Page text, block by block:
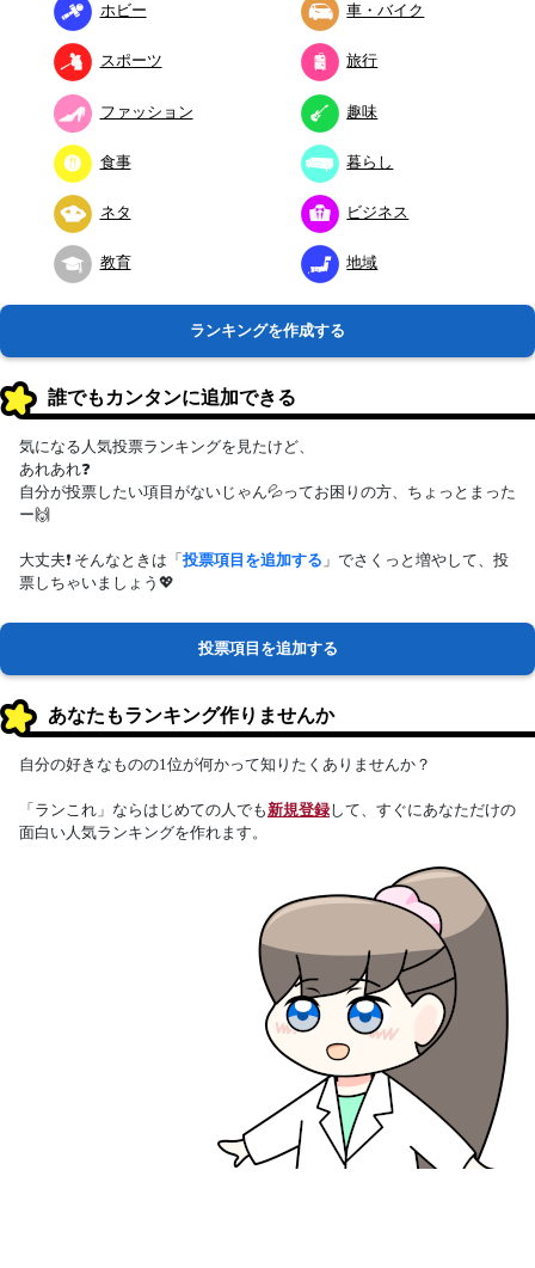
ホビー 車・バイク
スポーツ 旅行
ファッション 趣味
食事 暮らし
ネタ ビジネス
教育 地域
ランキングを作成する
誰でもカンタンに追加できる
気になる人気投票ランキングを見たけど、
あれあれ❓
自分が投票したい項目がないじゃん💦ってお困りの方、ちょっとまった
ー🙌
大丈夫❗ そんなときは「投票項目を追加する 」でさくっと増やして、投
票しちゃいましょう💖
投票項目を追加する
あなたもランキング作りませんか
自分の好きなものの1位が何かって知りたくありませんか？
「ランこれ」ならはじめての人でも新規登録して、すぐにあなただけの
面白い人気ランキングを作れます。